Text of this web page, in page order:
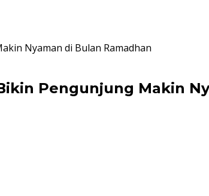
Nyaman di Bulan Ramadhan
Pengunjung Makin